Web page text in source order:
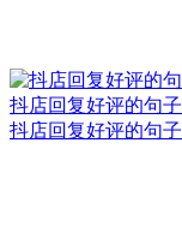
抖店回复好评的句子
抖店回复好评的句子